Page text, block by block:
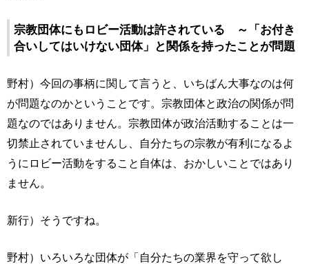
宗教団体にもロビー活動は許されている ～「お付き
合いしてはいけない団体」と関係を持ったことが問題
野村）今回の事柄に関して言うと、いちばん大事なのは何
が問題なのかということです。宗教団体と政治の関係が問
題なのではありません。宗教団体が政治活動することは一
切禁止されていませんし、自分たちの宗教が有利になるよ
うにロビー活動をすること自体は、おかしいことではあり
ません。
新行）そうですね。
野村）いろいろな団体が「自分たちの業界を守って欲し